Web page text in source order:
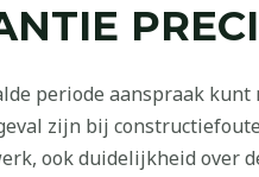
periode aanspraak
zijn bij
ook duidelijkheid over